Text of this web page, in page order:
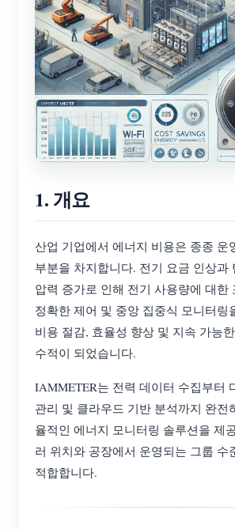
1. 개요
산업 기업에서 에너지 비용은 종종 운
부분을 차지합니다. 전기 요금 인상과
압력 증가로 인해 전기 사용량에 대한
정확한 제어 및 중앙 집중식 모니터링
비용 절감, 효율성 향상 및 지속 가능
수적이 되었습니다.
IAMMETER는 전력 데이터 수집부터
관리 및 클라우드 기반 분석까지 완전
율적인 에너지 모니터링 솔루션을 제
러 위치와 공장에서 운영되는 그룹 수
적합합니다.